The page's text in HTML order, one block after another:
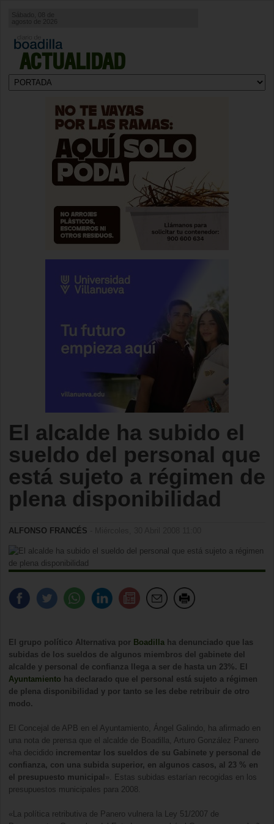
ACTUALIDAD
Sábado, 08 de
agosto de 2026
El alcalde ha subido el
sueldo del personal que
está sujeto a régimen de
plena disponibilidad
ALFONSO FRANCÉS
El grupo político Alternativa por Boadilla ha denunciado que las
subidas de los sueldos de algunos miembros del gabinete del
alcalde y personal de confianza llega a ser de hasta un 23%. El
Ayuntamiento ha declarado que el personal está sujeto a régimen
de plena disponibilidad y por tanto se les debe retribuir de otro
modo.
El Concejal de APB en el Ayuntamiento, Ángel Galindo, ha afirmado en
una nota de prensa que el alcalde de Boadilla, Arturo González Panero
«ha decidido incrementar los sueldos de su Gabinete y personal de
confianza, con una subida superior, en algunos casos, al 23 % en
el presupuesto municipal ». Estas subidas estarían recogidas en los
presupuestos municipales para 2008.
«La política retributiva de Panero vulnera la Ley 51/2007 de